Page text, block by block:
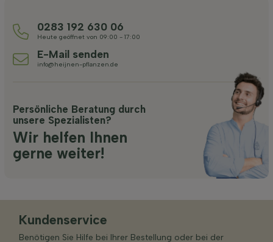
0283 192 630 06
Heute geöffnet von 09:00 - 17:00
E-Mail senden
info@heijnen-pflanzen.de
Persönliche Beratung durch
unsere Spezialisten?
Wir helfen Ihnen
gerne weiter!
Kundenservice
Benötigen Sie Hilfe bei Ihrer Bestellung oder bei der